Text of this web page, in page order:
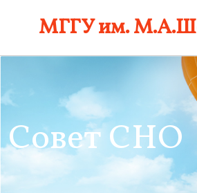
МГГУ им.
Совет СНО